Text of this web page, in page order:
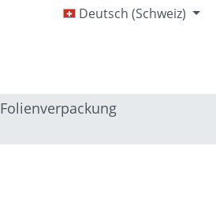
Deutsch (Schweiz)
Folienverpackung